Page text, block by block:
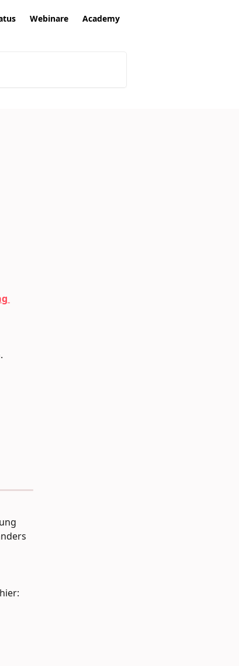
Webinare Academy